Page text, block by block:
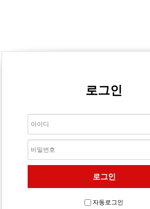
로그인
자동로그인